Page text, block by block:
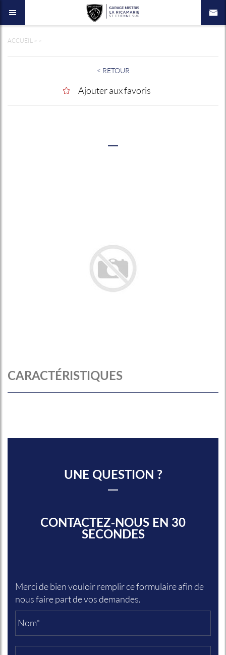
ACCUEIL
< RETOUR
Ajouter aux favoris
CARACTÉRISTIQUES
UNE QUESTION ?
CONTACTEZ-NOUS EN 30
SECONDES
Merci de bien vouloir remplir ce formulaire afin de
nous faire part de vos demandes.